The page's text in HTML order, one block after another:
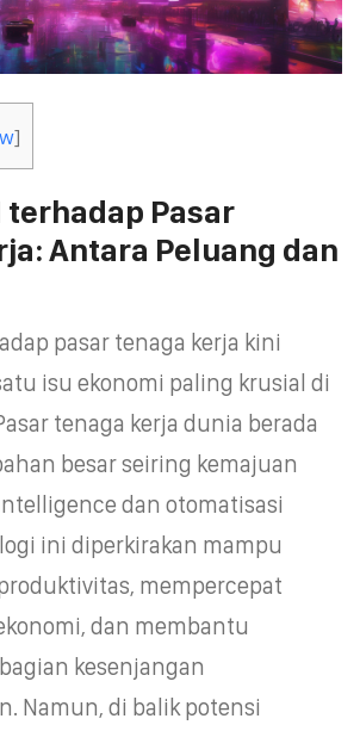
]
terhadap Pasar
Antara Peluang dan
pasar tenaga kerja kini
isu ekonomi paling krusial di
tenaga kerja dunia berada
besar seiring kemajuan
dan otomatisasi
ini diperkirakan mampu
mempercepat
dan membantu
kesenjangan
Namun, di balik potensi